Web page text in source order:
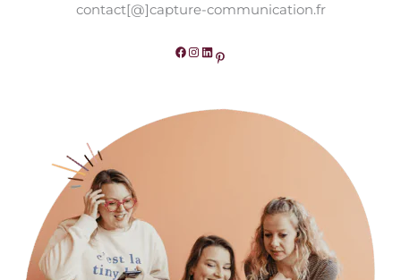
contact[@]capture-communication.fr
Facebook Instagram LinkedIn Pinterest